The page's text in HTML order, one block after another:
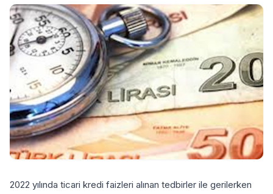
2022 yılında ticari kredi faizleri alınan tedbirler ile gerilerken